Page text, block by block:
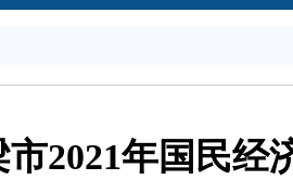
市2021年国民经